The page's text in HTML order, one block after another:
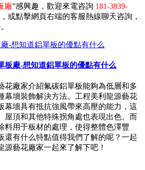
廠”感興趣，歡迎來電咨詢 181-3839-
，或點擊網頁右端的客服熱線聊天咨詢，
板廠-想知道鋁單板的優點有什么
花廠家介紹氟碳鋁單板能夠為低層和多
幕墻裝飾解決方法。工程美利龍源藝花
幕墻具有抵抗強風帶來高壓的能力，這
屋頂和其他特殊拐角處也表現出色。而
料用于板材的處理，使得整體色澤豐
還有什么特點值得我們了解的呢？一起
源藝花廠家一起來了解下吧！